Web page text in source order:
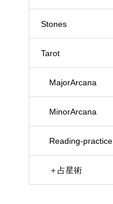
Stones
Tarot
MajorArcana
MinorArcana
Reading-practice
＋占星術